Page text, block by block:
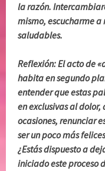
la razón.
mismo, escucharme
saludables.
Reflexión: El acto de
habita en segundo
entender que estas
en exclusivas al
ocasiones, renunciar
ser un poco más
¿Estás dispuesto a
iniciado este proceso